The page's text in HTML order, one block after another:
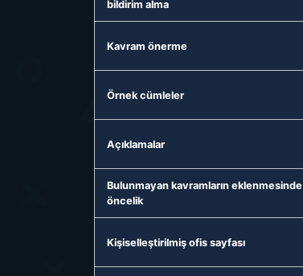
bildirim alma
Kavram önerme
Örnek cümleler
Açıklamalar
Bulunmayan kavramların eklenmesinde
öncelik
Kişiselleştirilmiş ofis sayfası